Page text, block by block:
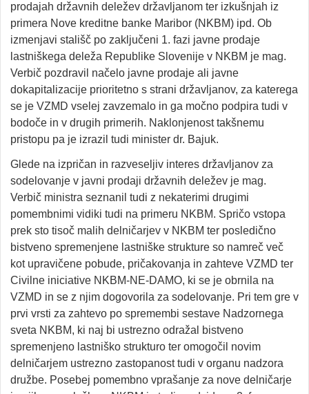
prodajah državnih deležev državljanom ter izkušnjah iz
primera Nove kreditne banke Maribor (NKBM) ipd. Ob
izmenjavi stališč po zaključeni 1. fazi javne prodaje
lastniškega deleža Republike Slovenije v NKBM je mag.
Verbič pozdravil načelo javne prodaje ali javne
dokapitalizacije prioritetno s strani državljanov, za katerega
se je VZMD vselej zavzemalo in ga močno podpira tudi v
bodoče in v drugih primerih. Naklonjenost takšnemu
pristopu pa je izrazil tudi minister dr. Bajuk.
Glede na izpričan in razveseljiv interes državljanov za
sodelovanje v javni prodaji državnih deležev je mag.
Verbič ministra seznanil tudi z nekaterimi drugimi
pomembnimi vidiki tudi na primeru NKBM. Spričo vstopa
prek sto tisoč malih delničarjev v NKBM ter posledično
bistveno spremenjene lastniške strukture so namreč več
kot upravičene pobude, pričakovanja in zahteve VZMD ter
Civilne iniciative NKBM-NE-DAMO, ki se je obrnila na
VZMD in se z njim dogovorila za sodelovanje. Pri tem gre v
prvi vrsti za zahtevo po spremembi sestave Nadzornega
sveta NKBM, ki naj bi ustrezno odražal bistveno
spremenjeno lastniško strukturo ter omogočil novim
delničarjem ustrezno zastopanost tudi v organu nadzora
družbe. Posebej pomembno vprašanje za nove delničarje